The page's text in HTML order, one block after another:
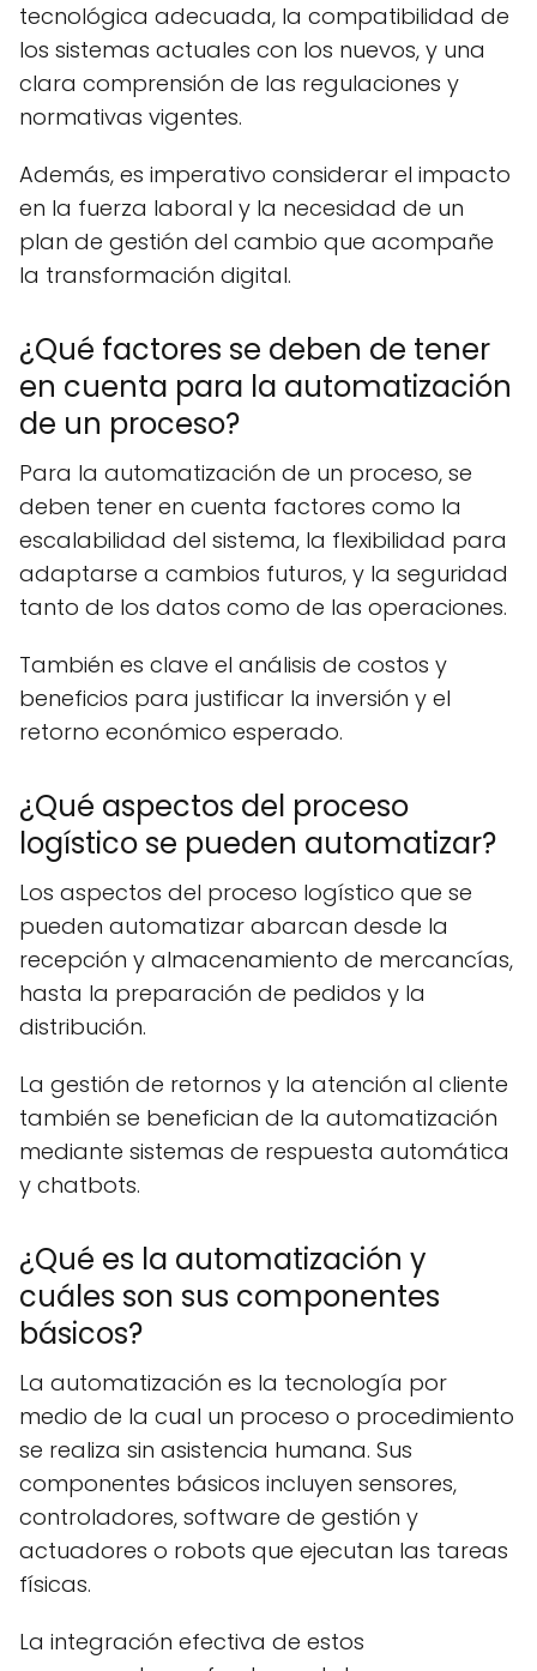
tecnológica adecuada, la compatibilidad de
los sistemas actuales con los nuevos, y una
clara comprensión de las regulaciones y
normativas vigentes.
Además, es imperativo considerar el impacto
en la fuerza laboral y la necesidad de un
plan de gestión del cambio que acompañe
la transformación digital.
¿Qué factores se deben de tener
en cuenta para la automatización
de un proceso?
Para la automatización de un proceso, se
deben tener en cuenta factores como la
escalabilidad del sistema, la flexibilidad para
adaptarse a cambios futuros, y la seguridad
tanto de los datos como de las operaciones.
También es clave el análisis de costos y
beneficios para justificar la inversión y el
retorno económico esperado.
¿Qué aspectos del proceso
logístico se pueden automatizar?
Los aspectos del proceso logístico que se
pueden automatizar abarcan desde la
recepción y almacenamiento de mercancías,
hasta la preparación de pedidos y la
distribución.
La gestión de retornos y la atención al cliente
también se benefician de la automatización
mediante sistemas de respuesta automática
y chatbots.
¿Qué es la automatización y
cuáles son sus componentes
básicos?
La automatización es la tecnología por
medio de la cual un proceso o procedimiento
se realiza sin asistencia humana. Sus
componentes básicos incluyen sensores,
controladores, software de gestión y
actuadores o robots que ejecutan las tareas
físicas.
La integración efectiva de estos